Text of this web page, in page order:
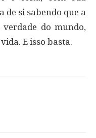
de si sabendo que a
do mundo,
E isso basta.